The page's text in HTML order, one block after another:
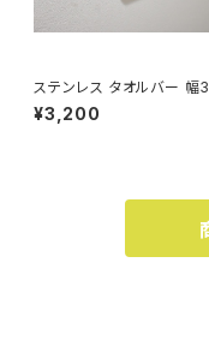
ステンレス タオルバー
m
¥3,200